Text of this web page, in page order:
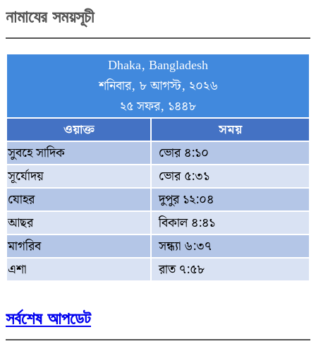
নামাযের সময়সূচী
Dhaka, Bangladesh
শনিবার, ৮ আগস্ট, ২০২৬
২৫ সফর, ১৪৪৮
ওয়াক্ত
সময়
সুবহে সাদিক
ভোর ৪:১০
সূর্যোদয়
ভোর ৫:৩১
যোহর
দুপুর ১২:০৪
আছর
বিকাল ৪:৪১
মাগরিব
সন্ধ্যা ৬:৩৭
এশা
রাত ৭:৫৮
সর্বশেষ আপডেট